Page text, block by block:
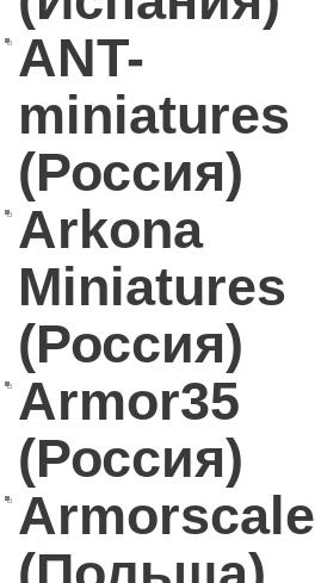
ANT-
miniatures
(Россия)
Arkona
Miniatures
(Россия)
Armor35
(Россия)
Armorscale